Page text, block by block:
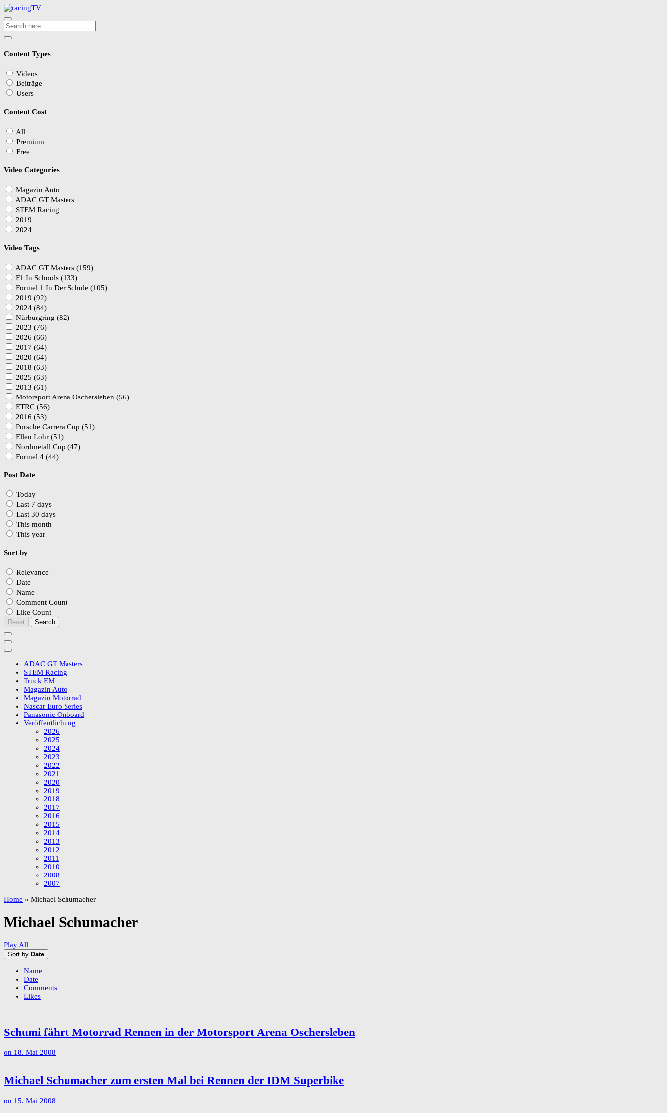
Content Types
Videos
Beiträge
Users
Content Cost
All
Premium
Free
Video Categories
Magazin Auto
ADAC GT Masters
STEM Racing
2019
2024
Video Tags
ADAC GT Masters (159)
F1 In Schools (133)
Formel 1 In Der Schule (105)
2019 (92)
2024 (84)
Nürburgring (82)
2023 (76)
2026 (66)
2017 (64)
2020 (64)
2018 (63)
2025 (63)
2013 (61)
Motorsport Arena Oschersleben (56)
ETRC (56)
2016 (53)
Porsche Carrera Cup (51)
Ellen Lohr (51)
Nordmetall Cup (47)
Formel 4 (44)
Post Date
Today
Last 7 days
Last 30 days
This month
This year
Sort by
Relevance
Date
Name
Comment Count
Like Count
Reset Search
ADAC GT Masters
STEM Racing
Truck EM
Magazin Auto
Magazin Motorrad
Nascar Euro Series
Panasonic Onboard
Veröffentlichung
2026
2025
2024
2023
2022
2021
2020
2019
2018
2017
2016
2015
2014
2013
2012
2011
2010
2008
2007
Home » Michael Schumacher
Michael Schumacher
Play All
Sort by Date
Name
Date
Comments
Likes
Schumi fährt Motorrad Rennen in der Motorsport Arena Oschersleben
on 18. Mai 2008
Michael Schumacher zum ersten Mal bei Rennen der IDM Superbike
on 15. Mai 2008